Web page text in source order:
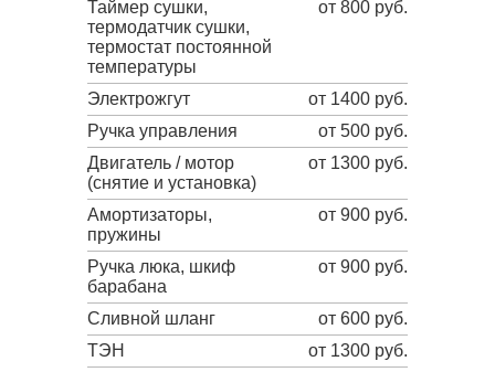
Таймер сушки,
термодатчик сушки,
термостат постоянной
температуры
от 800 руб.
Электрожгут
от 1400 руб.
Ручка управления
от 500 руб.
Двигатель / мотор
(снятие и установка)
от 1300 руб.
Амортизаторы,
пружины
от 900 руб.
Ручка люка, шкиф
барабана
от 900 руб.
Сливной шланг
от 600 руб.
ТЭН
от 1300 руб.